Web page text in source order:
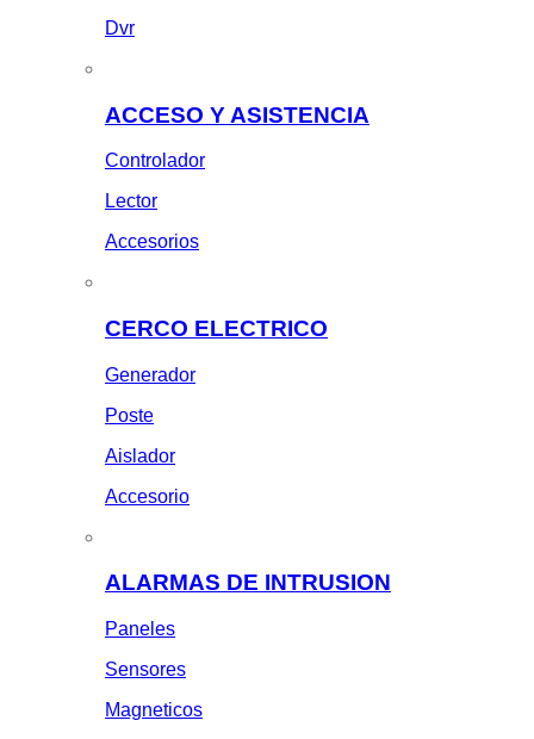
Dvr
ACCESO Y ASISTENCIA
Controlador
Lector
Accesorios
CERCO ELECTRICO
Generador
Poste
Aislador
Accesorio
ALARMAS DE INTRUSION
Paneles
Sensores
Magneticos